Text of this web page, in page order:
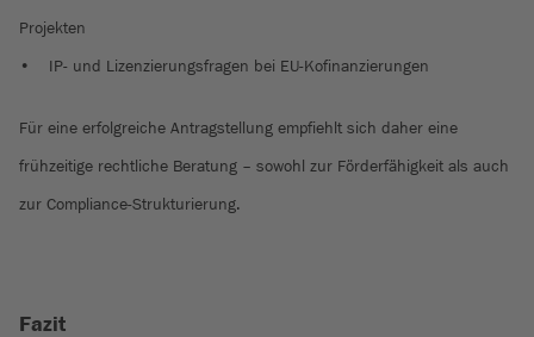
Projekten
• IP- und Lizenzierungsfragen bei EU-Kofinanzierungen
Für eine erfolgreiche Antragstellung empfiehlt sich daher eine
frühzeitige rechtliche Beratung – sowohl zur Förderfähigkeit als auch
zur Compliance-Strukturierung.
Fazit